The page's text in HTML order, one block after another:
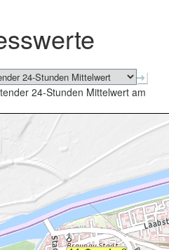
schließen
24-Stunden Mittelwert am